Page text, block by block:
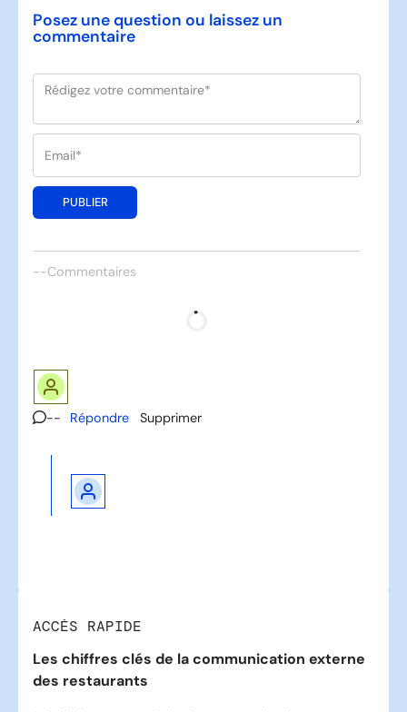
ACCÈS RAPIDE
Les chiffres clés de la communication externe
des restaurants
Posez une question ou laissez un
commentaire
PUBLIER
--Commentaires
-- Répondre Supprimer